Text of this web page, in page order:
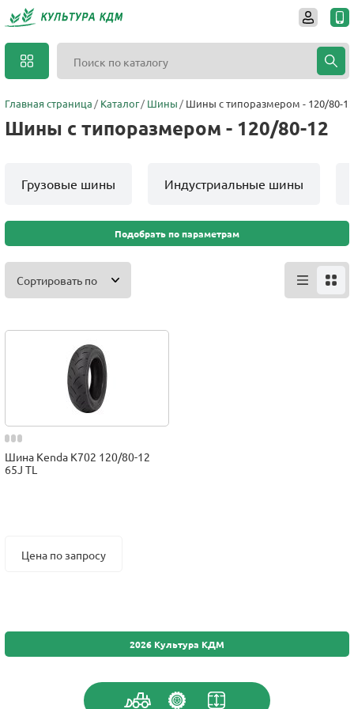
Главная страница Каталог Шины Шины с типоразмером - 120/80-12
Шины с типоразмером - 120/80-12
Грузовые шины Индустриальные шины
Подобрать по параметрам
Сортировать по
Шина Kenda K702 120/80-12
65J TL
Цена по запросу
2026 Культура КДМ